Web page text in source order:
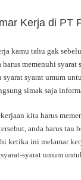
Kerja di PT
kamu tahu gak
memenuhi syarat
syarat umum
simak saja
kita harus
anda harus tau
ketika ini melamar
syarat umum